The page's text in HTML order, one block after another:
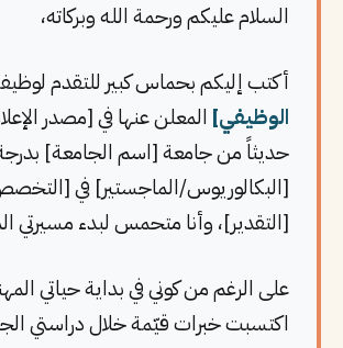
السلام عليكم ورحمة الله وبركاته،
أكتب إليكم بحماس كبير للتقدم
الوظيفي] المعلن عنها في [مصدر
حديثاً من جامعة [اسم الجامعة]
[البكالوريوس/الماجستير] في
[التقدير]، وأنا متحمس لبدء مسيرتي
على الرغم من كوني في بداية حياتي
اكتسبت خبرات قيّمة خلال دراستي